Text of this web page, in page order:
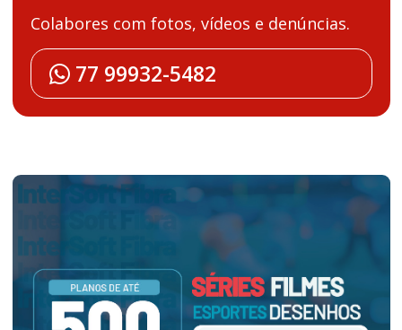
Colabores com fotos, vídeos e denúncias.
77 99932-5482